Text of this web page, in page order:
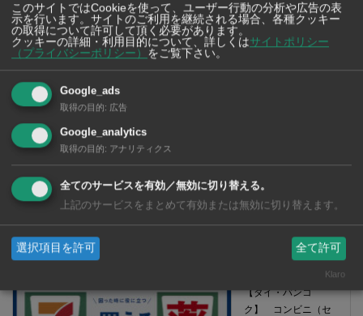
【タイ・バンコク】 マルシェトンロー内の「TOPS」で買える薬
【タイ・バンコ
ク】 コンビニ（セ
このサイトではCookieを使って、ユーザー行動の分析や広告の表
示を行います。サイトのご利用を継続される場合、各種クッキー
の取得について許可して頂く必要があります。
クッキーの詳細・利用目的について、詳しくはサイトポリシー
（プライバシーポリシー）
をご覧下さい。
Google_ads
取得の目的: 広告
Google_analytics
取得の目的: アナリティクス
全てのサービスを有効／無効に切り替える。
上記のサービスをまとめて有効または無効に切り替えます。
選択項目を許可 全て許可
Klaro